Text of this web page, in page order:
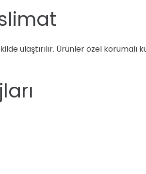
ulaştırılır. Ürünler özel korumalı